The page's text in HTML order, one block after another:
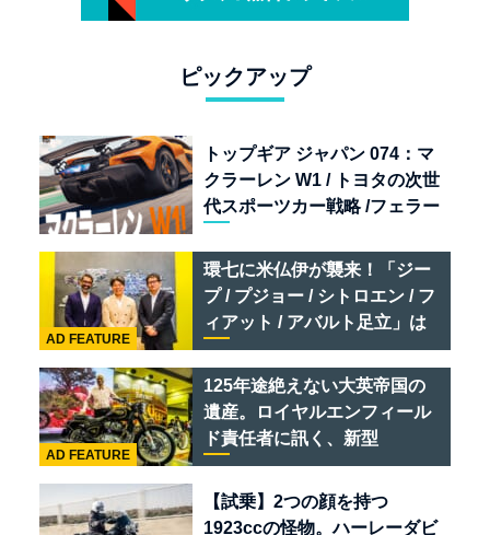
ピックアップ
トップギア ジャパン 074：マ
クラーレン W1 / トヨタの次世
代スポーツカー戦略 /フェラー
リオ /ベントレー スーパース
ポーツ
環七に米仏伊が襲来！「ジー
プ / プジョー / シトロエン / フ
ィアット / アバルト足立」は
クルマのセレクトショップで
ある
AD FEATURE
125年途絶えない大英帝国の
遺産。ロイヤルエンフィール
ド責任者に訊く、新型
「BULLET 650」と“時間の
質”を愛する理由
AD FEATURE
【試乗】2つの顔を持つ
1923ccの怪物。ハーレーダビ